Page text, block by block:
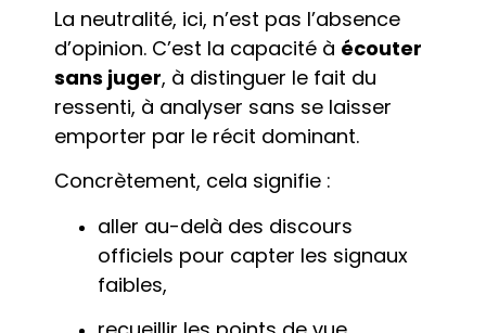
La neutralité, ici, n’est pas l’absence
d’opinion. C’est la capacité à écouter
sans juger, à distinguer le fait du
ressenti, à analyser sans se laisser
emporter par le récit dominant.
Concrètement, cela signifie :
aller au-delà des discours
officiels pour capter les signaux
faibles,